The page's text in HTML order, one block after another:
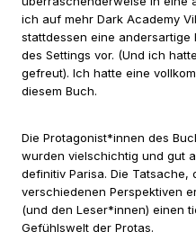
ich auf mehr Dark Academy
stattdessen eine andersartige
des Settings vor. (Und ich
gefreut). Ich hatte eine
diesem Buch.
Die Protagonist*innen des
wurden vielschichtig und gut
definitiv Parisa. Die Tatsache,
verschiedenen Perspektiven
(und den Leser*innen) einen
Gefühlswelt der Protas.